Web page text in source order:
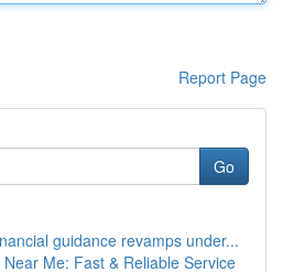
Report Page
Go
guidance revamps under...
Me: Fast & Reliable Service